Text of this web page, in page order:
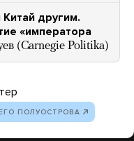
другим.
«императора
(Carnegie Politika)
ПОЛУОСТРОВА